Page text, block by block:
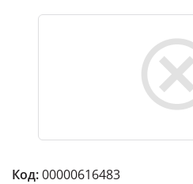
Код:00000616483